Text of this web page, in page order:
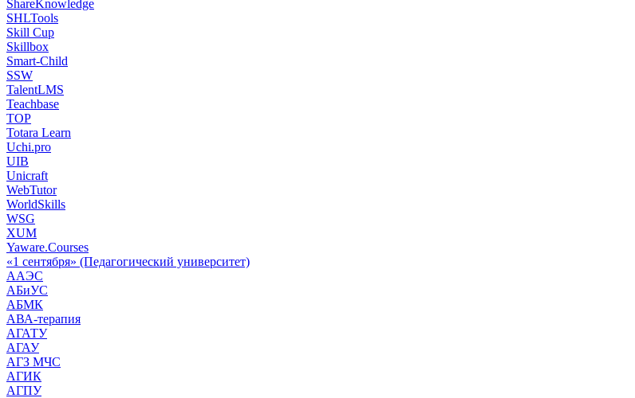
ShareKnowledge
SHLTools
Skill Cup
Skillbox
Smart-Child
SSW
TalentLMS
Teachbase
TOP
Totara Learn
Uchi.pro
UIB
Unicraft
WebTutor
WorldSkills
WSG
XUM
Yaware.Courses
«1 сентября» (Педагогический университет)
ААЭС
АБиУС
АБМК
АВА-терапия
АГАТУ
АГАУ
АГЗ МЧС
АГИК
АГПУ